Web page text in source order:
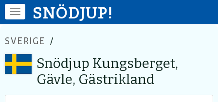
SNÖDJUP!
SVERIGE /
Snödjup Kungsberget,
Gävle, Gästrikland